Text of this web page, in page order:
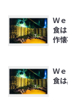
Ｗ
食
作
Ｗ
食